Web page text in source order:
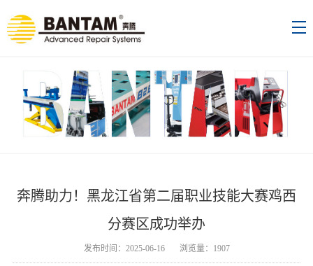
奔腾助力！黑龙江省第二届职业技能大赛鸡西
分赛区成功举办
发布时间：2025-06-16 浏览量：1907